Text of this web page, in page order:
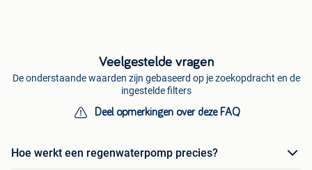
Veelgestelde vragen
De onderstaande waarden zijn gebaseerd op je zoekopdracht en de
ingestelde filters
Deel opmerkingen over deze FAQ
Hoe werkt een regenwaterpomp precies?